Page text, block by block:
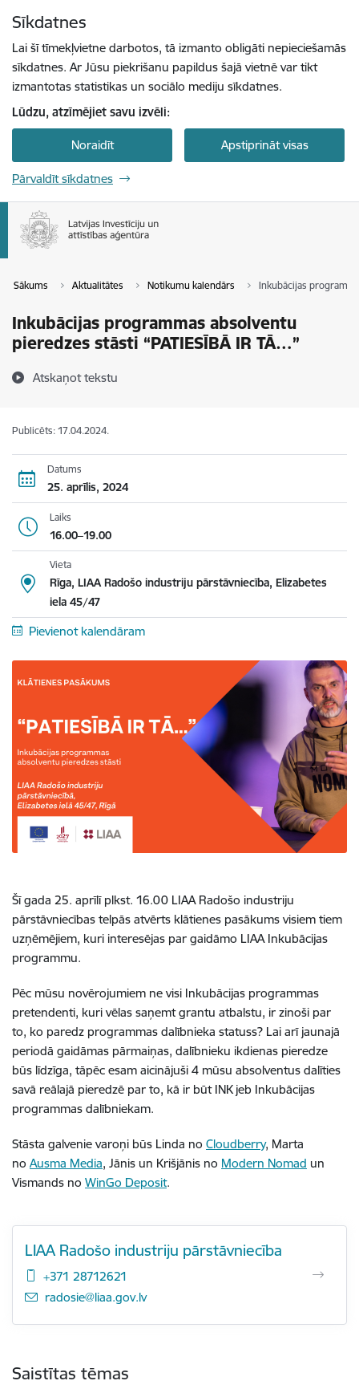
Sīkdatnes
Lai šī tīmekļvietne darbotos, tā izmanto obligāti nepieciešamās
sīkdatnes. Ar Jūsu piekrišanu papildus šajā vietnē var tikt
izmantotas statistikas un sociālo mediju sīkdatnes.
Lūdzu, atzīmējiet savu izvēli:
Noraidīt Apstiprināt visas
Pārvaldīt sīkdatnes
Sākums Aktualitātes Notikumu kalendārs Inkubācijas
Inkubācijas programmas absolventu
pieredzes stāsti “PATIESĪBĀ IR TĀ…”
Atskaņot tekstu
Publicēts: 17.04.2024.
Datums
25. aprīlis, 2024
Laiks
16.00–19.00
Vieta
Rīga, LIAA Radošo industriju pārstāvniecība, Elizabetes
iela 45/47
Pievienot kalendāram
Šī gada 25. aprīlī plkst. 16.00 LIAA Radošo industriju
pārstāvniecības telpās atvērts klātienes pasākums visiem tiem
uzņēmējiem, kuri interesējas par gaidāmo LIAA Inkubācijas
programmu.
Pēc mūsu novērojumiem ne visi Inkubācijas programmas
pretendenti, kuri vēlas saņemt grantu atbalstu, ir zinoši par
to, ko paredz programmas dalībnieka statuss? Lai arī jaunajā
periodā gaidāmas pārmaiņas, dalībnieku ikdienas pieredze
būs līdzīga, tāpēc esam aicinājuši 4 mūsu absolventus dalīties
savā reālajā pieredzē par to, kā ir būt INK jeb Inkubācijas
programmas dalībniekam.
Stāsta galvenie varoņi būs Linda no Cloudberry, Marta
no Ausma Media, Jānis un Krišjānis no Modern Nomad un
Vismands no WinGo Deposit.
LIAA Radošo industriju pārstāvniecība
+371 28712621
E-pasts:
radosie@liaa.gov.lv
Saistītas tēmas